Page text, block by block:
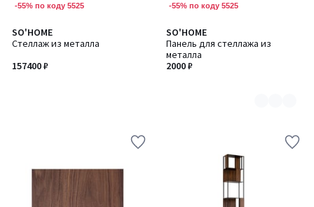
-55% по коду 5525
SO'HOME
Стеллаж из металла
157400 ₽
-55% по коду 5525
SO'HOME
Панель для стеллажа из
металла
2000 ₽
Количество
цветов:
2